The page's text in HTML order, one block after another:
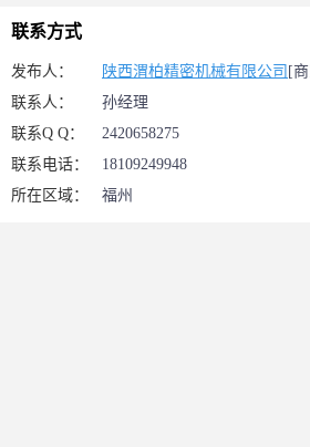
联系方式
发布人： 陕西渭柏精密机械有限公司 [
联系人：
孙经理
联系Q Q：
2420658275
联系电话：
18109249948
所在区域：
福州